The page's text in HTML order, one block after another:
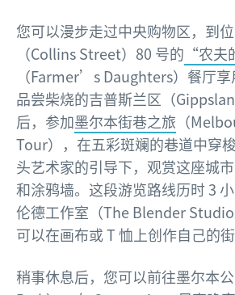
您可以漫步走过中央购物区，到
（Collins Street）80 号的 “农夫
（Farmer’s Daughters）餐厅
品尝柴烧的吉普斯兰区（
后，参加墨尔本街巷之旅 （
Tour），在五彩斑斓的巷道中穿
头艺术家的引导下，观赏这座城
和涂鸦墙。这段游览路线历时 3
伦德工作室（The Blender
可以在画布或 T 恤上创作自己的
稍事休息后，您可以前往墨尔本